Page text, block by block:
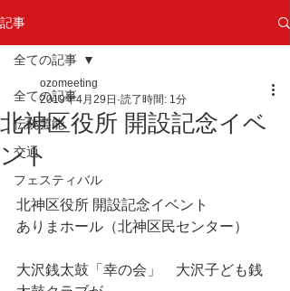
記事
全ての記事
伝統芸能
交通
フェスティバル
全ての記事
北神区役所 開設記念イベ
ント
ozomeeting
2019年4月29日 読了時間: 1分
北神区役所 開設記念イベント
ありまホール（北神区民センター）
大沢銭太鼓「幸の会」　大沢子ども銭